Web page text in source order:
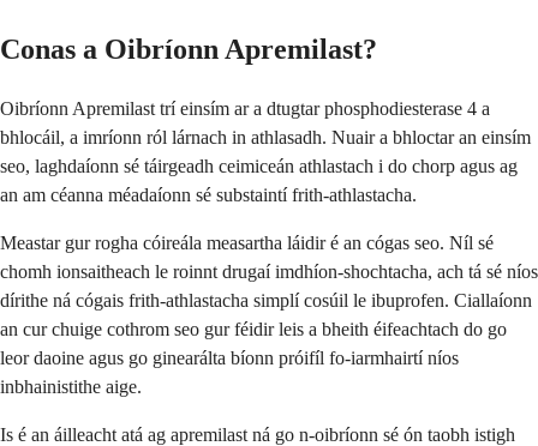
Conas a Oibríonn Apremilast?
Oibríonn Apremilast trí einsím ar a dtugtar phosphodiesterase 4 a
bhlocáil, a imríonn ról lárnach in athlasadh. Nuair a bhloctar an einsím
seo, laghdaíonn sé táirgeadh ceimiceán athlastach i do chorp agus ag
an am céanna méadaíonn sé substaintí frith-athlastacha.
Meastar gur rogha cóireála measartha láidir é an cógas seo. Níl sé
chomh ionsaitheach le roinnt drugaí imdhíon-shochtacha, ach tá sé níos
dírithe ná cógais frith-athlastacha simplí cosúil le ibuprofen. Ciallaíonn
an cur chuige cothrom seo gur féidir leis a bheith éifeachtach do go
leor daoine agus go ginearálta bíonn próifíl fo-iarmhairtí níos
inbhainistithe aige.
Is é an áilleacht atá ag apremilast ná go n-oibríonn sé ón taobh istigh